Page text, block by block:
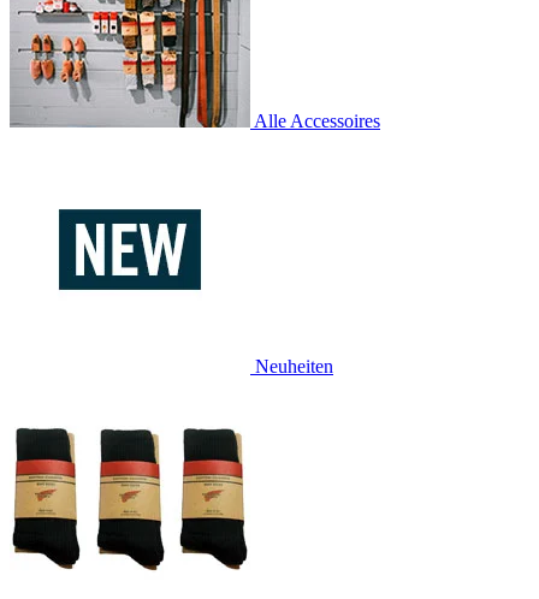
Alle Accessoires
Neuheiten